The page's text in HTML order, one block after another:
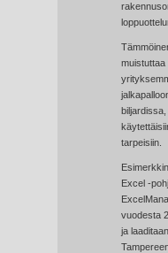
muistuttaa
tarpeisiin.
Excel-
vuodesta
ja